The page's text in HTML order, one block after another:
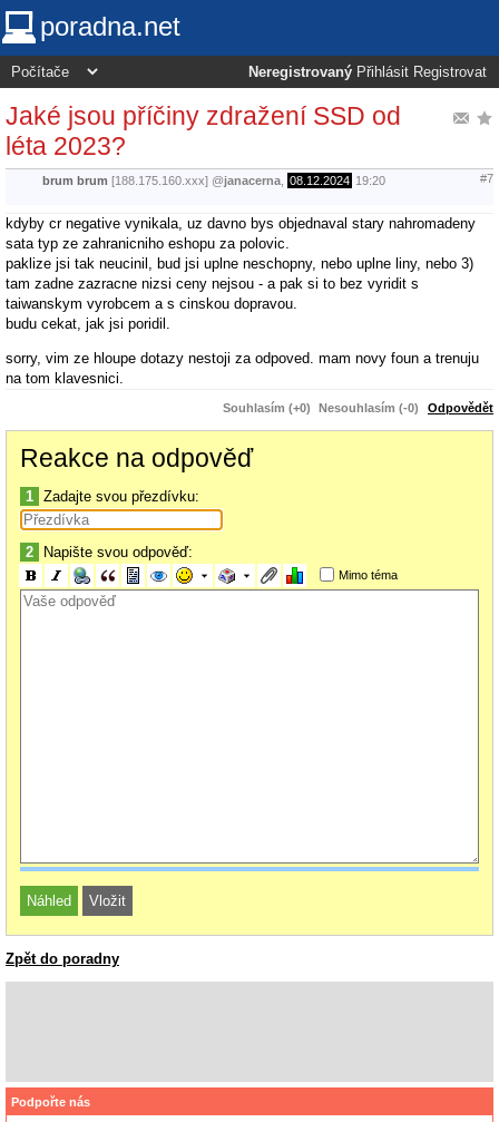
poradna.net
Neregistrovaný Přihlásit Registrovat
Jaké jsou příčiny zdražení SSD od
léta 2023?
brum brum [188.175.160.xxx] @janacerna 08.12.2024 19:20 #7
kdyby cr negative vynikala, uz davno bys objednaval stary nahromadeny
sata typ ze zahranicniho eshopu za polovic.
paklize jsi tak neucinil, bud jsi uplne neschopny, nebo uplne liny, nebo 3)
tam zadne zazracne nizsi ceny nejsou - a pak si to bez vyridit s
taiwanskym vyrobcem a s cinskou dopravou.
budu cekat, jak jsi poridil.
sorry, vim ze hloupe dotazy nestoji za odpoved. mam novy foun a trenuju
na tom klavesnici.
Souhlasím (+0) Nesouhlasím (-0) Odpovědět
Reakce na odpověď
1 Zadajte svou přezdívku:
2 Napište svou odpověď:
Mimo téma
Zpět do poradny
Podpořte nás